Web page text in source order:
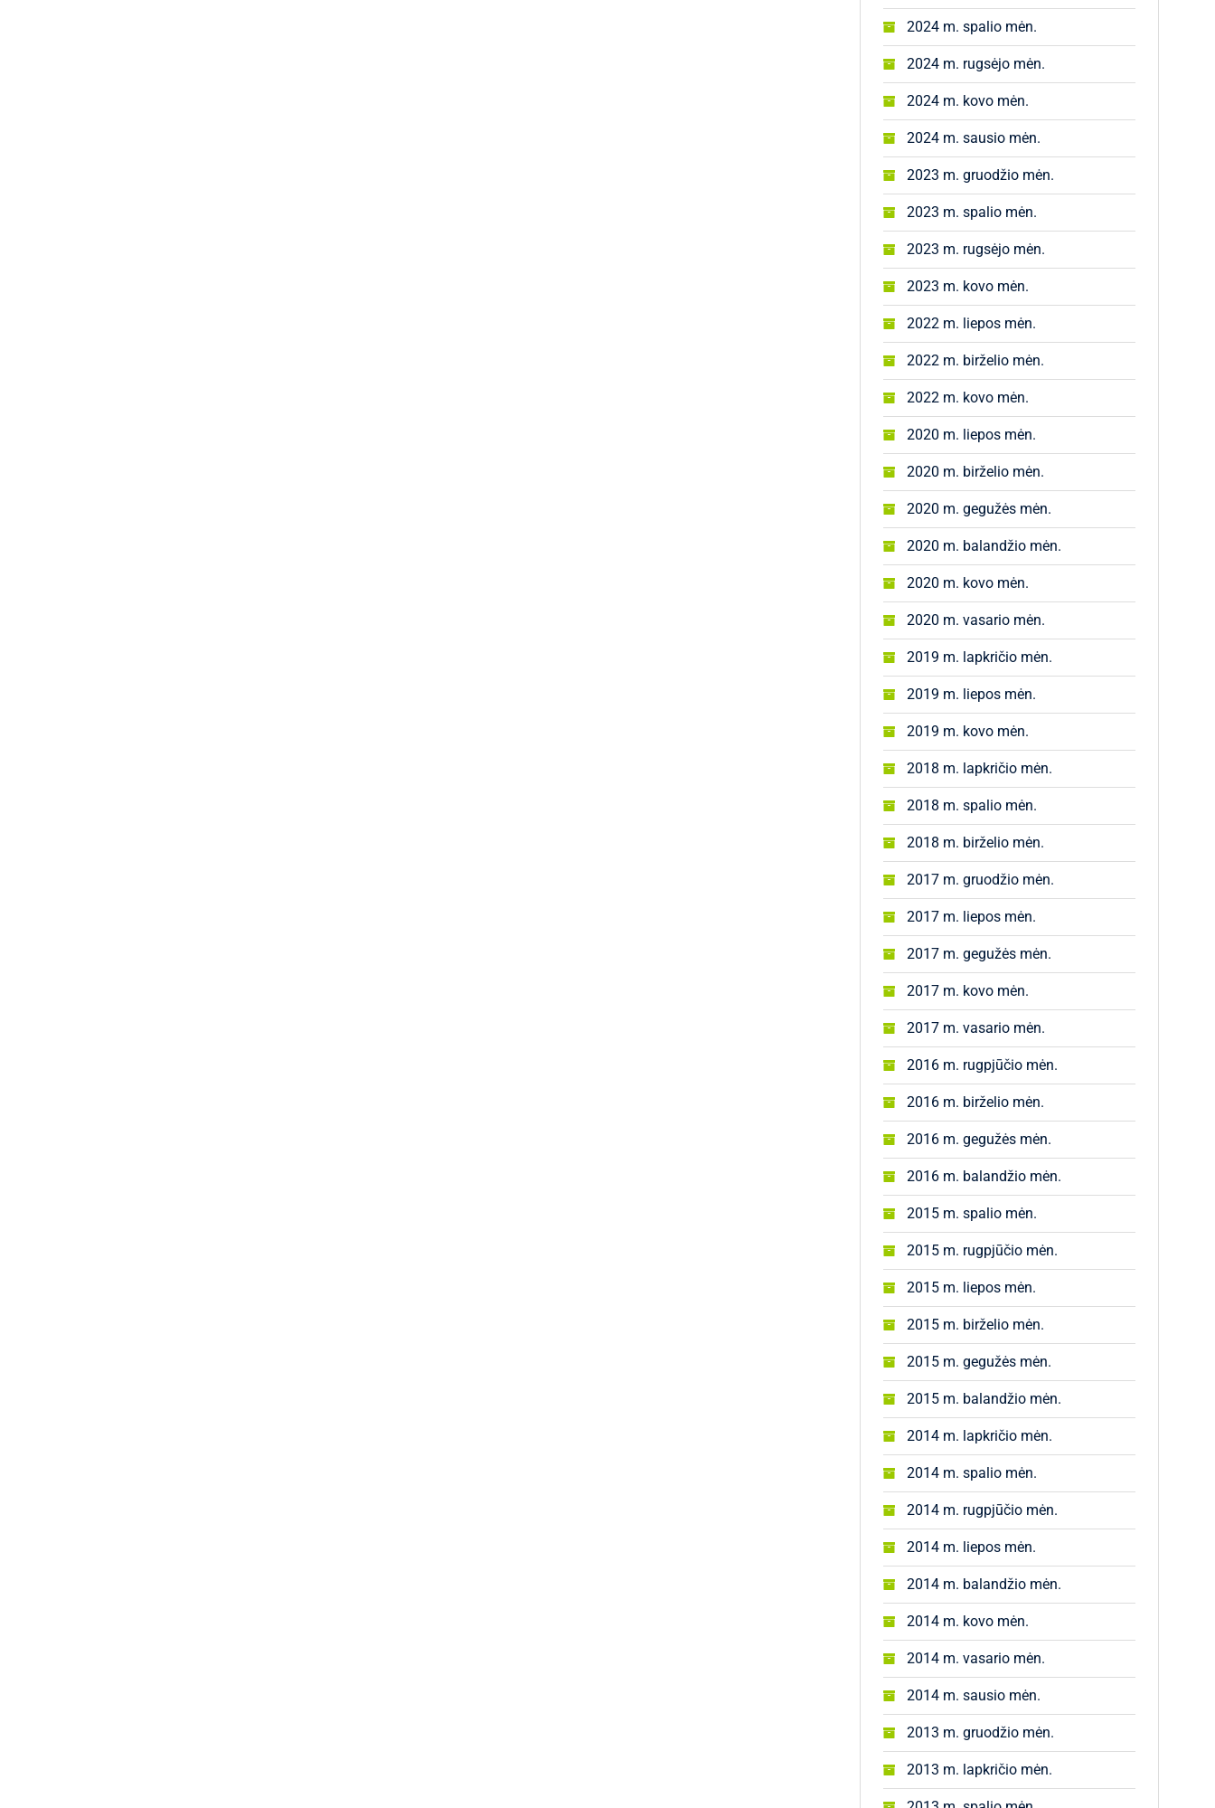
2024 m. spalio mėn.
2024 m. rugsėjo mėn.
2024 m. kovo mėn.
2024 m. sausio mėn.
2023 m. gruodžio mėn.
2023 m. spalio mėn.
2023 m. rugsėjo mėn.
2023 m. kovo mėn.
2022 m. liepos mėn.
2022 m. birželio mėn.
2022 m. kovo mėn.
2020 m. liepos mėn.
2020 m. birželio mėn.
2020 m. gegužės mėn.
2020 m. balandžio mėn.
2020 m. kovo mėn.
2020 m. vasario mėn.
2019 m. lapkričio mėn.
2019 m. liepos mėn.
2019 m. kovo mėn.
2018 m. lapkričio mėn.
2018 m. spalio mėn.
2018 m. birželio mėn.
2017 m. gruodžio mėn.
2017 m. liepos mėn.
2017 m. gegužės mėn.
2017 m. kovo mėn.
2017 m. vasario mėn.
2016 m. rugpjūčio mėn.
2016 m. birželio mėn.
2016 m. gegužės mėn.
2016 m. balandžio mėn.
2015 m. spalio mėn.
2015 m. rugpjūčio mėn.
2015 m. liepos mėn.
2015 m. birželio mėn.
2015 m. gegužės mėn.
2015 m. balandžio mėn.
2014 m. lapkričio mėn.
2014 m. spalio mėn.
2014 m. rugpjūčio mėn.
2014 m. liepos mėn.
2014 m. balandžio mėn.
2014 m. kovo mėn.
2014 m. vasario mėn.
2014 m. sausio mėn.
2013 m. gruodžio mėn.
2013 m. lapkričio mėn.